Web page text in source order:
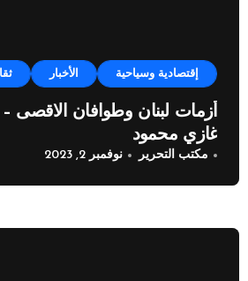
إقتصادية وسياحية الأخبار
أزمات لبنان وطوافان الاقصى –
غازي محمود
مكتب التحرير نوفمبر 2, 2023